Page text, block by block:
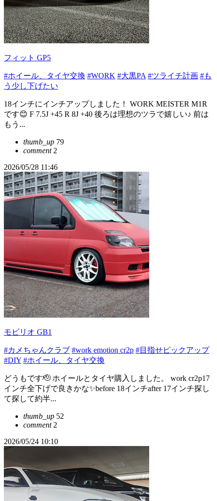
フィット GP5
#ホイール、タイヤ交換 #WORK #大黒PA #ツライチ計画 #も
う少し下げたい
18インチにインチアップしました！ WORK MEISTER M1R
です😊 F 7.5J +45 R 8J +40 後ろは理想のツラで嬉しい♪ 前は
もう...
thumb_up 79
comment2
2026/05/28 11:46
モビリオ GB1
#カメちゃんクラブ #work emotion cr2p #目指せピックアップ
#DIY #ホイール、タイヤ交換
どうもです🫡 ホイールとタイヤ購入しました。 work cr2p17
インチ全下げで良きかな✨before 18インチafter 17インチ探し
て探して約半...
thumb_up 52
comment2
2026/05/24 10:10